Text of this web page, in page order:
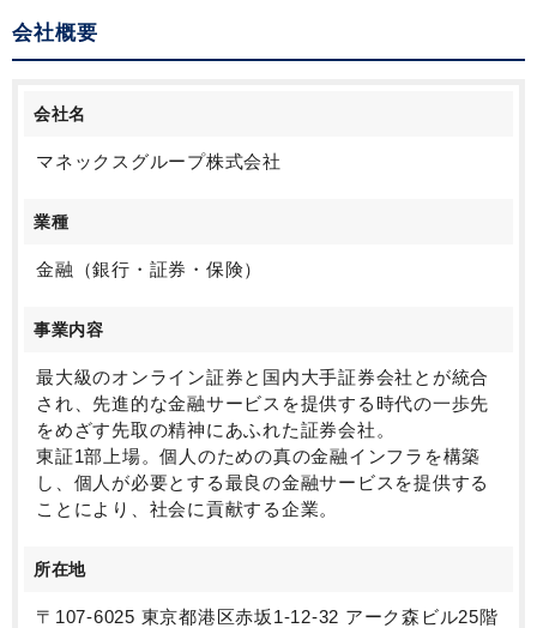
会社概要
会社名
マネックスグループ株式会社
業種
金融（銀行・証券・保険）
事業内容
最大級のオンライン証券と国内大手証券会社とが統合
され、先進的な金融サービスを提供する時代の一歩先
をめざす先取の精神にあふれた証券会社。
東証1部上場。個人のための真の金融インフラを構築
し、個人が必要とする最良の金融サービスを提供する
ことにより、社会に貢献する企業。
所在地
〒107-6025 東京都港区赤坂1-12-32 アーク森ビル25階